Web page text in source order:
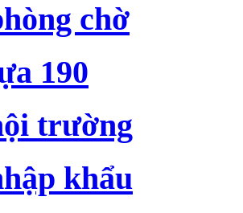
chờ
190
trường
khẩu